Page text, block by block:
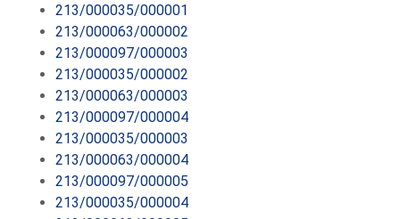
213/000035/000001
213/000063/000002
213/000097/000003
213/000035/000002
213/000063/000003
213/000097/000004
213/000035/000003
213/000063/000004
213/000097/000005
213/000035/000004